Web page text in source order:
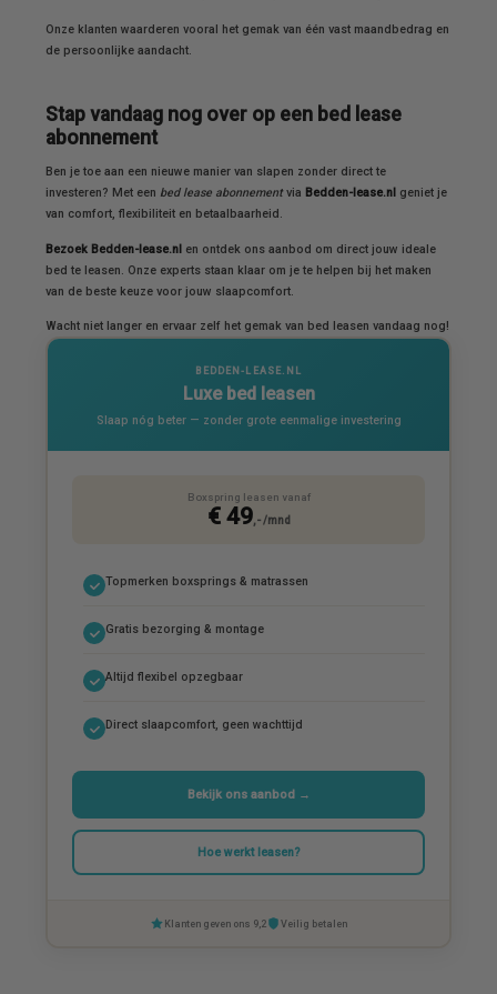
Onze klanten waarderen vooral het gemak van één vast maandbedrag en
de persoonlijke aandacht.
Stap vandaag nog over op een bed lease
abonnement
Ben je toe aan een nieuwe manier van slapen zonder direct te
investeren? Met een bed lease abonnementvia Bedden-lease.nl geniet je
van comfort, flexibiliteit en betaalbaarheid.
Bezoek Bedden-lease.nl en ontdek ons aanbod om direct jouw ideale
bed te leasen. Onze experts staan klaar om je te helpen bij het maken
van de beste keuze voor jouw slaapcomfort.
Wacht niet langer en ervaar zelf het gemak van bed leasen vandaag nog!
BEDDEN-LEASE.NL
Luxe bed leasen
Slaap nóg beter — zonder grote eenmalige investering
Boxspring leasen vanaf
€ 49,- /mnd
Topmerken boxsprings & matrassen
Gratis bezorging & montage
Altijd flexibel opzegbaar
Direct slaapcomfort, geen wachttijd
Bekijk ons aanbod →
Hoe werkt leasen?
Klanten geven ons 9,2 Veilig betalen